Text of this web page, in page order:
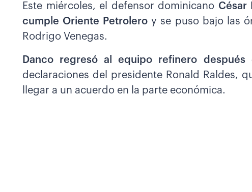
Este miércoles, el defensor dominicano César
cumple Oriente Petroleroy se puso bajo las
Rodrigo Venegas.
Danco regresó al equipo refinero
declaraciones del presidente Ronald Raldes,
llegar a un acuerdo en la parte económica.